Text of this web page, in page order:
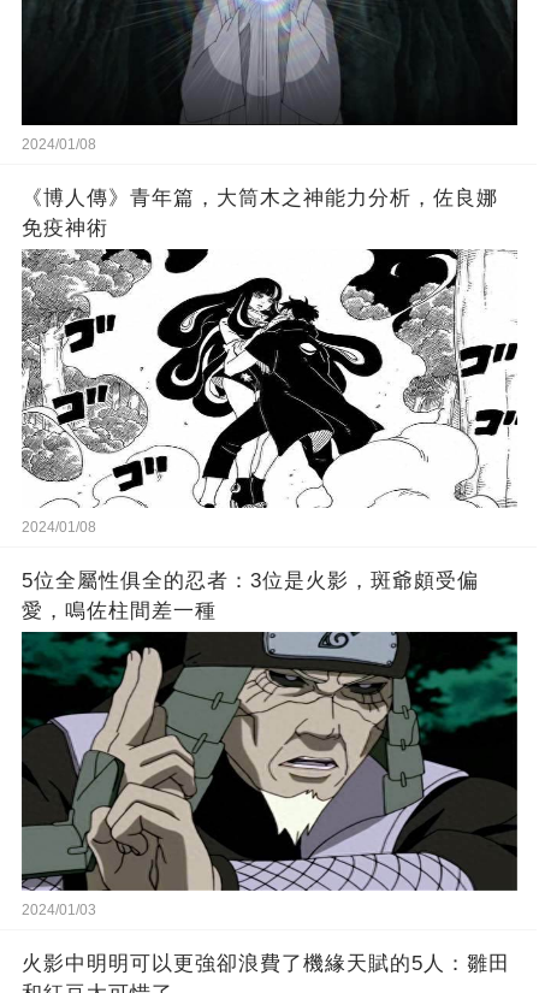
2024/01/08
《博人傳》青年篇，大筒木之神能力分析，佐良娜
免疫神術
2024/01/08
5位全屬性俱全的忍者：3位是火影，斑爺頗受偏
愛，鳴佐柱間差一種
2024/01/03
火影中明明可以更強卻浪費了機緣天賦的5人：雛田